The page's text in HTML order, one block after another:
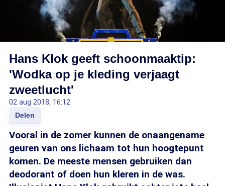
Hans Klok geeft schoonmaaktip:
'Wodka op je kleding verjaagt
zweetlucht'
02 aug 2018, 16:12
Delen
Vooral in de zomer kunnen de onaangename
geuren van ons lichaam tot hun hoogtepunt
komen. De meeste mensen gebruiken dan
deodorant of doen hun kleren in de was.